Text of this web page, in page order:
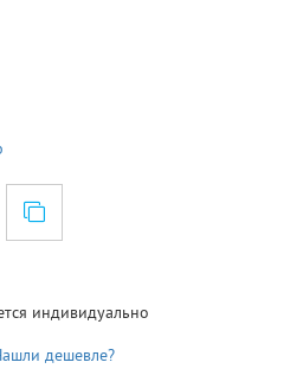
индивидуально
дешевле?